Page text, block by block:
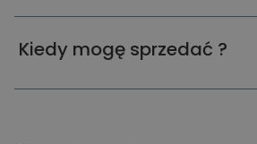
Kiedy mogę sprzedać ?